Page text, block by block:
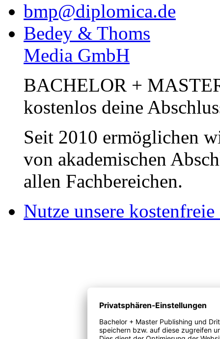
bmp@diplomica.de
Bedey & Thoms
Media GmbH
BACHELOR +
kostenlos deine
Seit 2010 ermöglichen
von akademischen
allen Fachbereichen.
Nutze unsere